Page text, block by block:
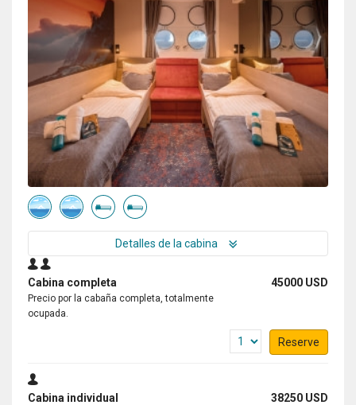
Detalles de la cabina
Cabina completa 45000 USD
Precio por la cabaña completa, totalmente
ocupada.
Reserve
Cabina individual 38250 USD